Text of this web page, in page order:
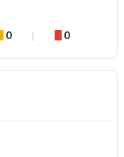
0 0